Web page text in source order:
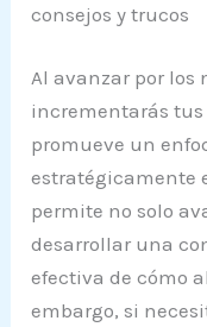
consejos y trucos
Al avanzar por los
incrementarás tus
promueve un
estratégicamente
permite no solo
desarrollar una
efectiva de cómo
embargo, si